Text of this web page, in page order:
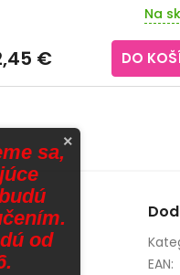
Na
€ DO
EAN:
×
sa,
od